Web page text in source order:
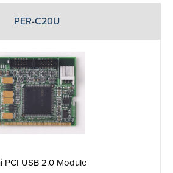
PER-C20U
PCI USB 2.0 Module